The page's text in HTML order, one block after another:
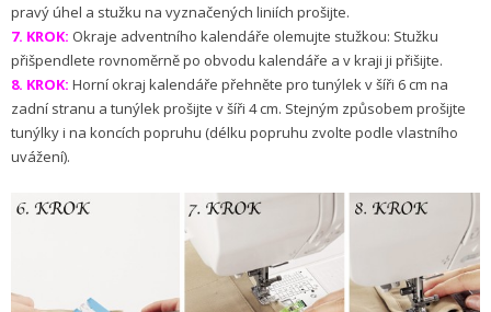
pravý úhel a stužku na vyznačených liniích prošijte.
7. KROK: Okraje adventního kalendáře olemujte stužkou: Stužku
přišpendlete rovnoměrně po obvodu kalendáře a v kraji ji přišijte.
8. KROK: Horní okraj kalendáře přehněte pro tunýlek v šíři 6 cm na
zadní stranu a tunýlek prošijte v šíři 4 cm. Stejným způsobem prošijte
tunýlky i na koncích popruhu (délku popruhu zvolte podle vlastního
uvážení).